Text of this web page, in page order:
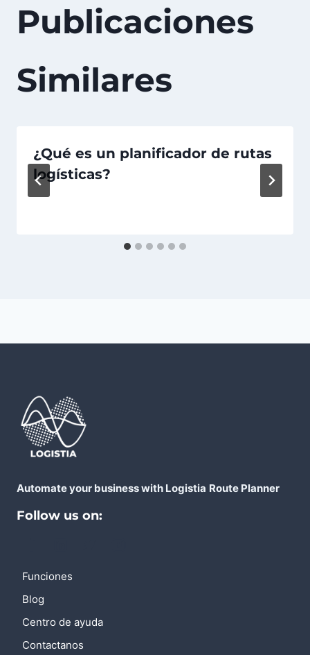
Publicaciones
Similares
¿Qué es un planificador de rutas
logísticas?
Automate your business with Logistia Route Planner
Follow us on:
Funciones
Blog
Centro de ayuda
Contactanos